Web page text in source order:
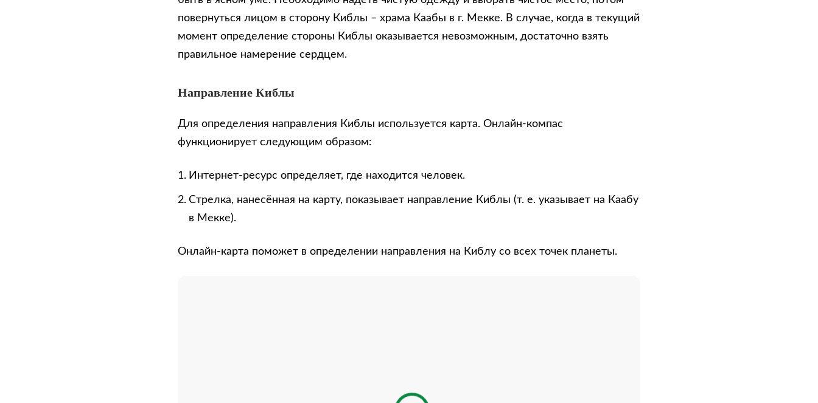
повернуться лицом в сторону Киблы – храма Каабы в г. Мекке. В случае, когда в текущий
момент определение стороны Киблы оказывается невозможным, достаточно взять
правильное намерение сердцем.
Направление Киблы
Для определения направления Киблы используется карта. Онлайн-компас
функционирует следующим образом:
Интернет-ресурс определяет, где находится человек.
Стрелка, нанесённая на карту, показывает направление Киблы (т. е. указывает на Каабу
в Мекке).
Онлайн-карта поможет в определении направления на Киблу со всех точек планеты.